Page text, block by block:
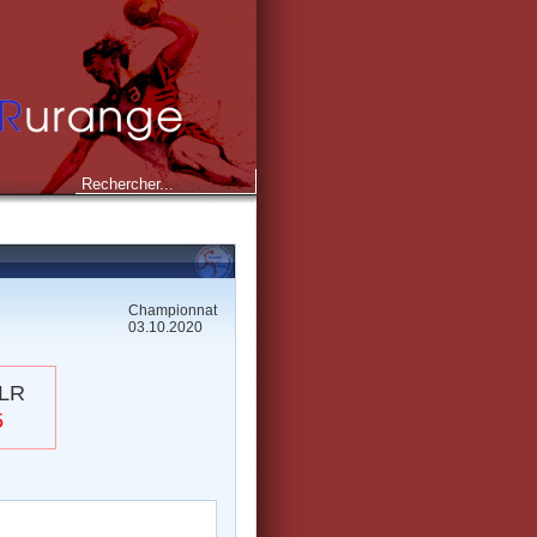
Championnat
03.10.2020